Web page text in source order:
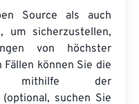
Source als auch
um sicherzustellen,
von höchster
können Sie die
mithilfe der
suchen Sie